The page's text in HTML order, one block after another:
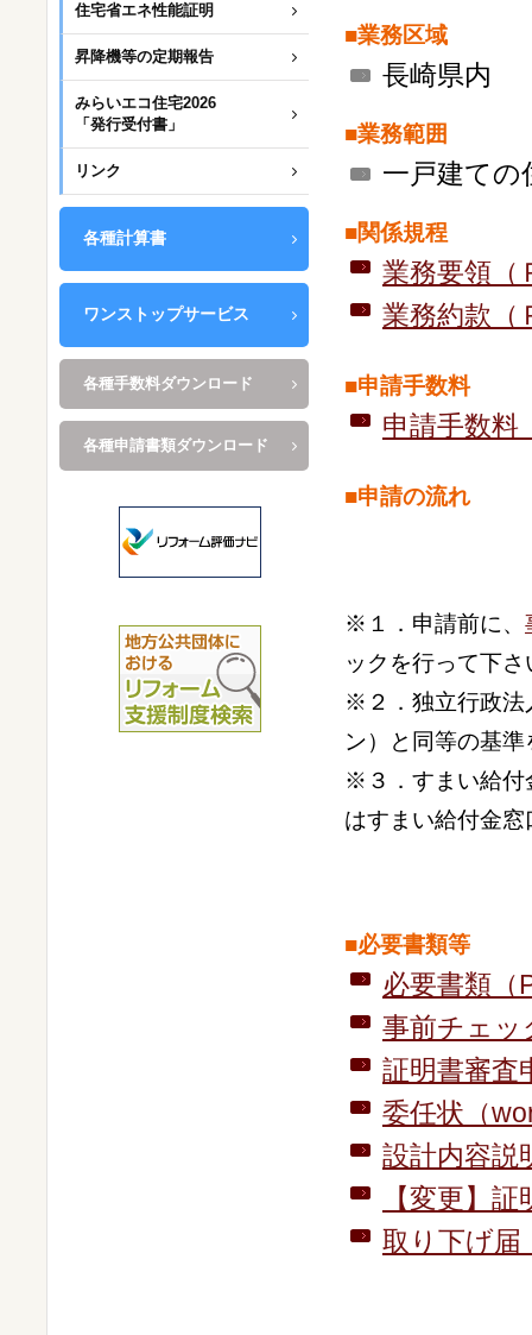
住宅省エネ性能証明
昇降機等の定期報告
みらいエコ住宅2026
「発行受付書」
リンク
各種計算書
ワンストップサービス
各種手数料ダウンロード
各種申請書類ダウンロード
■業務区域
長崎県内
■業務範囲
一戸建ての
■関係規程
業務要領（
業務約款（
■申請手数料
申請手数料
■申請の流れ
※１．申請前に、
ックを行って下さ
※２．独立行政法
ン）と同等の基
※３．すまい給付
はすまい給付金
■必要書類等
必要書類（
事前チェッ
証明書審査
委任状（
設計内容説
【変更】
取り下げ届